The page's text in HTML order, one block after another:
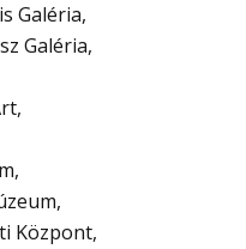
Galéria
Galéria
Központ